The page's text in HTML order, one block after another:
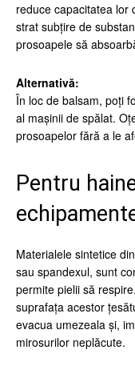
reduce capacitatea lor
strat subțire de
prosoapele să
Alternativă:
În loc de balsam, poți
al mașinii de spălat.
prosoapelor fără a le
Pentru
Materialele sintetice
sau spandexul, sunt
permite pielii să
suprafața acestor
evacua umezeala și,
mirosurilor neplăcute.